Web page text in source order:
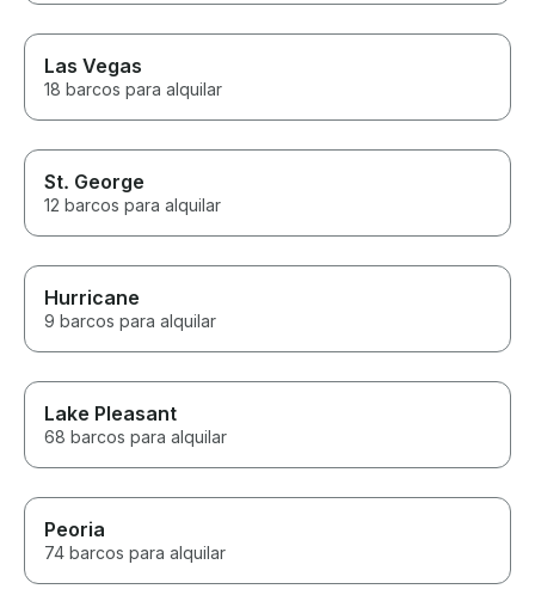
Las Vegas
18 barcos para alquilar
St. George
12 barcos para alquilar
Hurricane
9 barcos para alquilar
Lake Pleasant
68 barcos para alquilar
Peoria
74 barcos para alquilar